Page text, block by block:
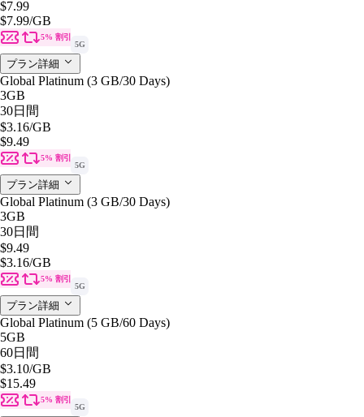
$7.99
$7.99/GB
5% 割引
5G
プラン詳細
Global Platinum (3 GB/30 Days)
3GB
30日間
$3.16/GB
$9.49
5% 割引
5G
プラン詳細
Global Platinum (3 GB/30 Days)
3GB
30日間
$9.49
$3.16/GB
5% 割引
5G
プラン詳細
Global Platinum (5 GB/60 Days)
5GB
60日間
$3.10/GB
$15.49
5% 割引
5G